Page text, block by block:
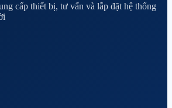
cấp thiết bị, tư vấn và lắp đặt hệ thống